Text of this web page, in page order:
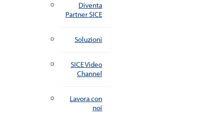
Diventa
Partner SICE
Soluzioni
SICE Video
Channel
Lavora con
noi